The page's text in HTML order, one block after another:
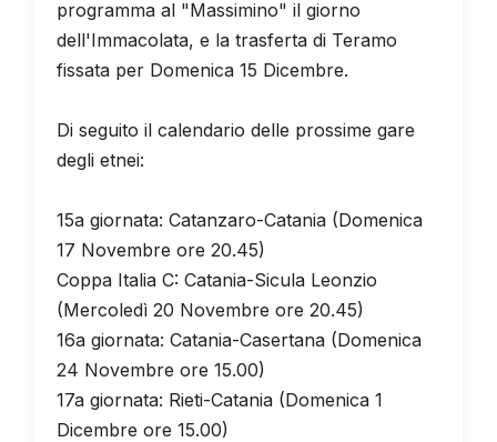
programma al "Massimino" il giorno
dell'Immacolata, e la trasferta di Teramo
fissata per Domenica 15 Dicembre.
Di seguito il calendario delle prossime gare
degli etnei:
15a giornata: Catanzaro-Catania (Domenica
17 Novembre ore 20.45)
Coppa Italia C: Catania-Sicula Leonzio
(Mercoledì 20 Novembre ore 20.45)
16a giornata: Catania-Casertana (Domenica
24 Novembre ore 15.00)
17a giornata: Rieti-Catania (Domenica 1
Dicembre ore 15.00)